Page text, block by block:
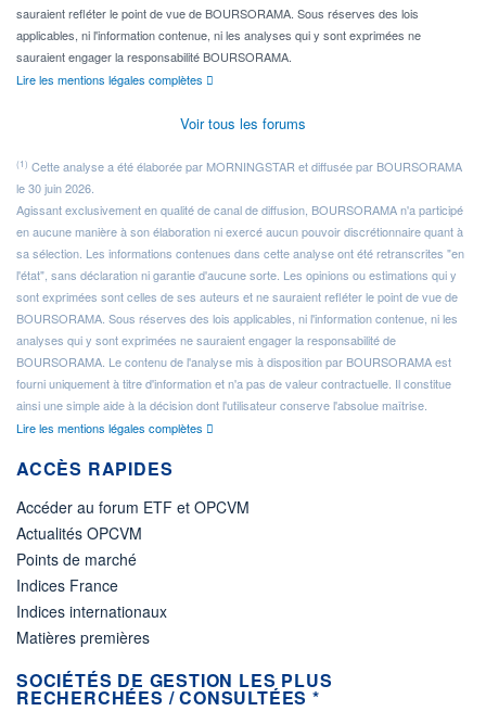
sauraient refléter le point de vue de BOURSORAMA. Sous réserves des lois
applicables, ni l'information contenue, ni les analyses qui y sont exprimées ne
sauraient engager la responsabilité BOURSORAMA.
Lire les mentions légales complètes
Voir tous les forums
(1) Cette analyse a été élaborée par MORNINGSTAR et diffusée par BOURSORAMA
le 30 juin 2026.
Agissant exclusivement en qualité de canal de diffusion, BOURSORAMA n'a participé
en aucune manière à son élaboration ni exercé aucun pouvoir discrétionnaire quant à
sa sélection. Les informations contenues dans cette analyse ont été retranscrites "en
l'état", sans déclaration ni garantie d'aucune sorte. Les opinions ou estimations qui y
sont exprimées sont celles de ses auteurs et ne sauraient refléter le point de vue de
BOURSORAMA. Sous réserves des lois applicables, ni l'information contenue, ni les
analyses qui y sont exprimées ne sauraient engager la responsabilité de
BOURSORAMA. Le contenu de l'analyse mis à disposition par BOURSORAMA est
fourni uniquement à titre d'information et n'a pas de valeur contractuelle. Il constitue
ainsi une simple aide à la décision dont l'utilisateur conserve l'absolue maîtrise.
Lire les mentions légales complètes
ACCÈS RAPIDES
Accéder au forum ETF et OPCVM
Actualités OPCVM
Points de marché
Indices France
Indices internationaux
Matières premières
SOCIÉTÉS DE GESTION LES PLUS
RECHERCHÉES / CONSULTÉES *